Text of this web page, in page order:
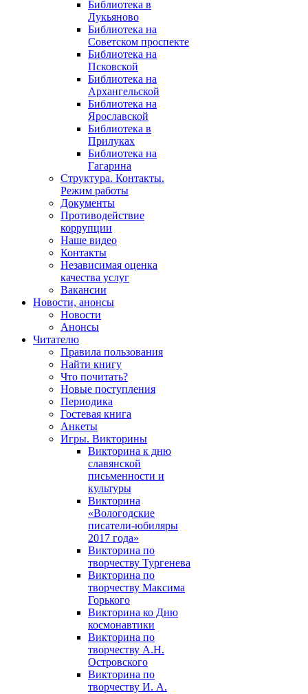
Библиотека в
Лукьяново
Библиотека на
Советском проспекте
Библиотека на
Псковской
Библиотека на
Архангельской
Библиотека на
Ярославской
Библиотека в
Прилуках
Библиотека на
Гагарина
Структура. Контакты.
Режим работы
Документы
Противодействие
коррупции
Наше видео
Контакты
Независимая оценка
качества услуг
Вакансии
Новости, анонсы
Новости
Анонсы
Читателю
Правила пользования
Найти книгу
Что почитать?
Новые поступления
Периодика
Гостевая книга
Анкеты
Игры. Викторины
Викторина к дню
славянской
письменности и
культуры
Викторина
«Вологодские
писатели-юбиляры
2017 года»
Викторина по
творчеству Тургенева
Викторина по
творчеству Максима
Горького
Викторина ко Дню
космонавтики
Викторина по
творчеству А.Н.
Островского
Викторина по
творчеству И. А.